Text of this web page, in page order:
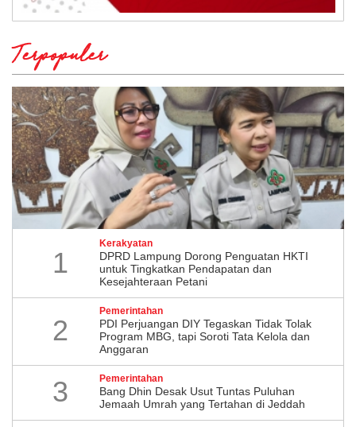
Terpopuler
1
Kerakyatan
DPRD Lampung Dorong Penguatan HKTI
untuk Tingkatkan Pendapatan dan
Kesejahteraan Petani
2
Pemerintahan
PDI Perjuangan DIY Tegaskan Tidak Tolak
Program MBG, tapi Soroti Tata Kelola dan
Anggaran
3 Pemerintahan
Bang Dhin Desak Usut Tuntas Puluhan
Jemaah Umrah yang Tertahan di Jeddah